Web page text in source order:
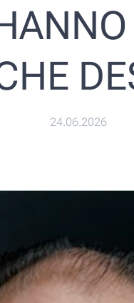
24.06.2026